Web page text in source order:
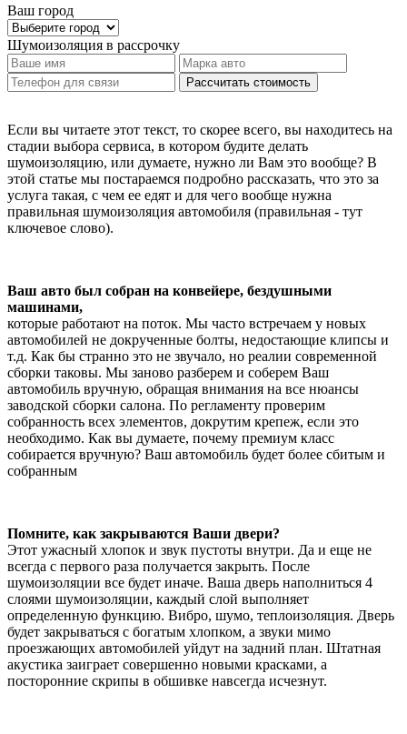
Ваш город
Шумоизоляция в рассрочку
Рассчитать стоимость
Если вы читаете этот текст, то скорее всего, вы находитесь на
стадии выбора сервиса, в котором будите делать
шумоизоляцию, или думаете, нужно ли Вам это вообще? В
этой статье мы постараемся подробно рассказать, что это за
услуга такая, с чем ее едят и для чего вообще нужна
правильная шумоизоляция автомобиля (правильная - тут
ключевое слово).
Ваш авто был собран на конвейере, бездушными
машинами,
которые работают на поток. Мы часто встречаем у новых
автомобилей не докрученные болты, недостающие клипсы и
т.д. Как бы странно это не звучало, но реалии современной
сборки таковы. Мы заново разберем и соберем Ваш
автомобиль вручную, обращая внимания на все нюансы
заводской сборки салона. По регламенту проверим
собранность всех элементов, докрутим крепеж, если это
необходимо. Как вы думаете, почему премиум класс
собирается вручную? Ваш автомобиль будет более сбитым и
собранным
Помните, как закрываются Ваши двери?
Этот ужасный хлопок и звук пустоты внутри. Да и еще не
всегда с первого раза получается закрыть. После
шумоизоляции все будет иначе. Ваша дверь наполниться 4
слоями шумоизоляции, каждый слой выполняет
определенную функцию. Вибро, шумо, теплоизоляция. Дверь
будет закрываться с богатым хлопком, а звуки мимо
проезжающих автомобилей уйдут на задний план. Штатная
акустика заиграет совершенно новыми красками, а
посторонние скрипы в обшивке навсегда исчезнут.